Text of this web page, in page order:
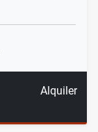
Alquiler